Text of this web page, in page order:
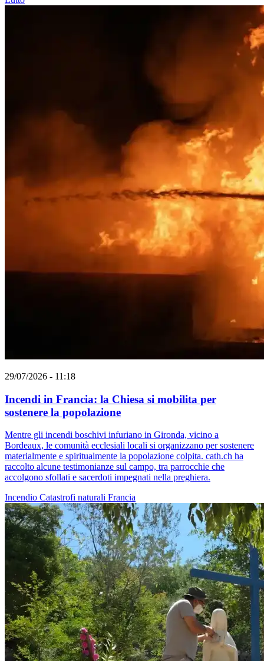
29/07/2026 - 11:18
Incendi in Francia: la Chiesa si mobilita per
sostenere la popolazione
Mentre gli incendi boschivi infuriano in Gironda, vicino a
Bordeaux, le comunità ecclesiali locali si organizzano per sostenere
materialmente e spiritualmente la popolazione colpita. cath.ch ha
raccolto alcune testimonianze sul campo, tra parrocchie che
accolgono sfollati e sacerdoti impegnati nella preghiera.
Incendio Catastrofi naturali Francia